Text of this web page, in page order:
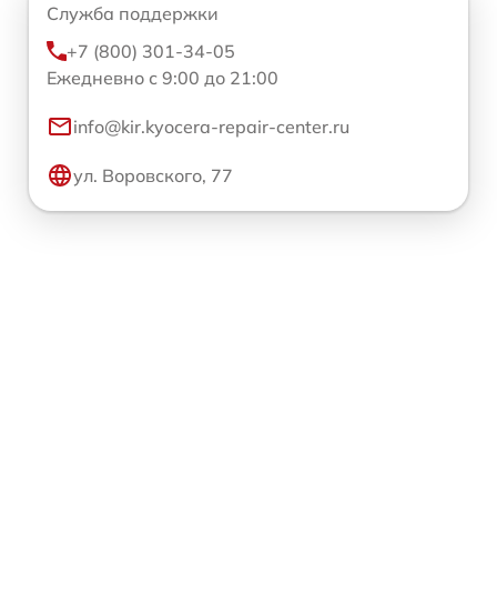
Служба поддержки
+7 (800) 301-34-05
Ежедневно с 9:00 до 21:00
info@kir.kyocera-repair-center.ru
ул. Воровского, 77